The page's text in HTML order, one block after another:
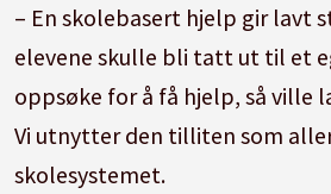
– En skolebasert hjelp gir lavt
elevene skulle bli tatt ut til et
oppsøke for å få hjelp, så ville
Vi utnytter den tilliten som
skolesystemet.